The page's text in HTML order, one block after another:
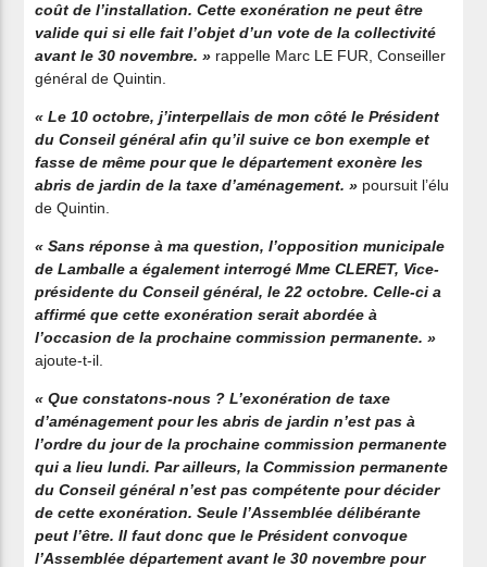
coût de l’installation. Cette exonération ne peut être
valide qui si elle fait l’objet d’un vote de la collectivité
avant le 30 novembre. » rappelle Marc LE FUR, Conseiller
général de Quintin.
« Le 10 octobre, j’interpellais de mon côté le Président
du Conseil général afin qu’il suive ce bon exemple et
fasse de même pour que le département exonère les
abris de jardin de la taxe d’aménagement. » poursuit l’élu
de Quintin.
« Sans réponse à ma question, l’opposition municipale
de Lamballe a également interrogé Mme CLERET, Vice-
présidente du Conseil général, le 22 octobre. Celle-ci a
affirmé que cette exonération serait abordée à
l’occasion de la prochaine commission permanente. »
ajoute-t-il.
« Que constatons-nous ? L’exonération de taxe
d’aménagement pour les abris de jardin n’est pas à
l’ordre du jour de la prochaine commission permanente
qui a lieu lundi. Par ailleurs, la Commission permanente
du Conseil général n’est pas compétente pour décider
de cette exonération. Seule l’Assemblée délibérante
peut l’être. Il faut donc que le Président convoque
l’Assemblée département avant le 30 novembre pour